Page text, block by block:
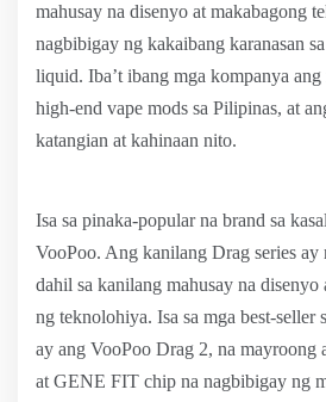
mahusay na disenyo at makabagong
nagbibigay ng kakaibang karanasan
liquid. Iba’t ibang mga kompanya
high-end vape mods sa Pilipinas, at
katangian at kahinaan nito.
Isa sa pinaka-popular na brand sa
VooPoo. Ang kanilang Drag series ay
dahil sa kanilang mahusay na disenyo
ng teknolohiya. Isa sa mga best-seller
ay ang VooPoo Drag 2, na
at GENE FIT chip na nagbibigay ng